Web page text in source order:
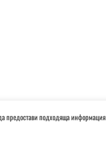
предостави подходяща